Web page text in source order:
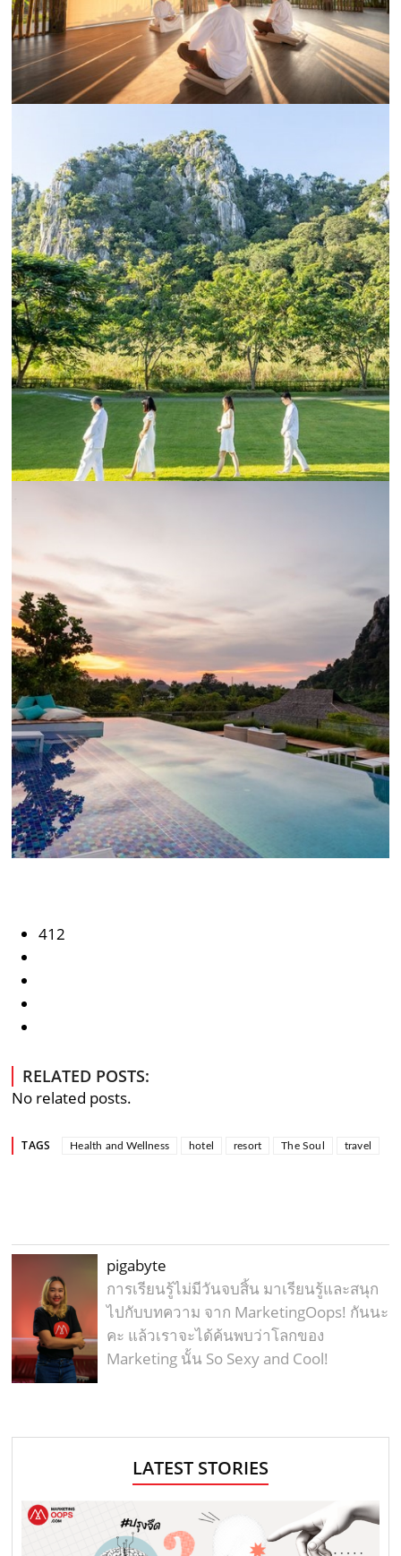
412
RELATED POSTS:
No related posts.
TAGS Health and Wellness hotel resort The Soul travel
pigabyte
การเรียนรู้ไม่มีวันจบสิ้น มาเรียนรู้และสนุก
ไปกับบทความ จาก MarketingOops! กันนะ
คะ แล้วเราจะได้ค้นพบว่าโลกของ
Marketing นั้น So Sexy and Cool!
LATEST STORIES